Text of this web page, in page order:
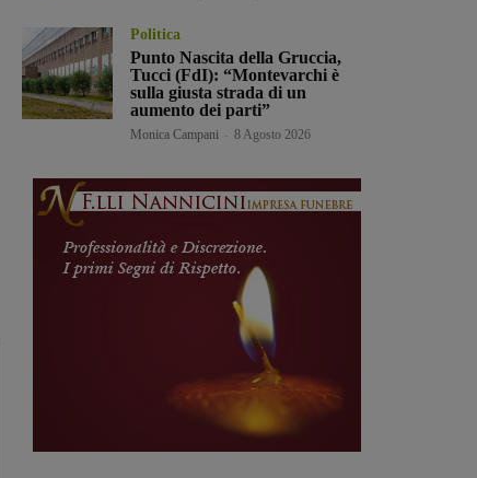
Politica
Punto Nascita della Gruccia,
Tucci (FdI): “Montevarchi è
sulla giusta strada di un
aumento dei parti”
Monica Campani 8 Agosto 2026